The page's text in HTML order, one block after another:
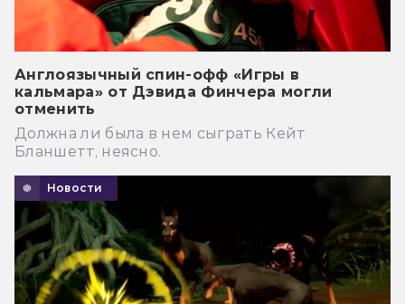
Англоязычный спин-офф «Игры в
кальмара» от Дэвида Финчера могли
отменить
Должна ли была в нем сыграть Кейт
Бланшетт, неясно.
Новости